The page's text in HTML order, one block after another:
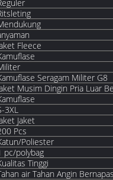
Fleece
Seragam Militer G8
Musim Dingin Pria Luar
3XL
Jaket
Pcs
Poliester
pc/polybag
Tinggi
air Tahan Angin Bernapas